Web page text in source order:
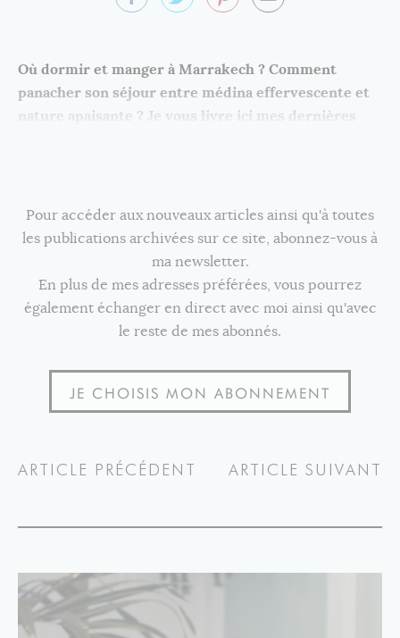
Où dormir et manger à Marrakech ? Comment
panacher son séjour entre médina effervescente et
nature apaisante ? Je vous livre ici mes dernières
Pour accéder aux nouveaux articles ainsi qu'à toutes
les publications archivées sur ce site, abonnez-vous à
ma newsletter.
En plus de mes adresses préférées, vous pourrez
également échanger en direct avec moi ainsi qu'avec
le reste de mes abonnés.
JE CHOISIS MON ABONNEMENT
ARTICLE PRÉCÉDENT ARTICLE SUIVANT